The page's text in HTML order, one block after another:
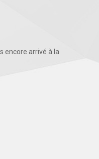
encore arrivé à la